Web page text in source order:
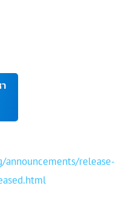
release-